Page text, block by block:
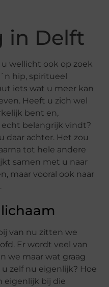
in Delft
wellicht ook op zoek
hip, spiritueel
iets wat u meer kan
Heeft u zich wel
bent en,
belangrijk vindt?
daar achter. Het zou
tot hele andere
samen met u naar
maar vooral ook naar
van nu zitten we
Er wordt veel van
we maar wat graag
zelf nu eigenlijk? Hoe
eigenlijk bij die